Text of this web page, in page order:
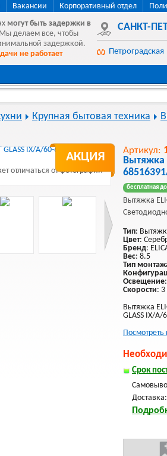
Вакансии Корпоративный отдел
могут быть задержки в
делаем все, чтобы
задержкой.
не работает
САНКТ-
Петроградская
Крупная бытовая техника
АКЦИЯ
отличаться от фотографии
Артикул:
Вытяжка
бесплатная
Вытяжка
Тип:
Цвет:
Бренд:
Вес: 8.5
Тип
Освещение
Скорости: 3
Вытяжка
GLASS IX/A/
Посмотреть
Срок
Доставка: